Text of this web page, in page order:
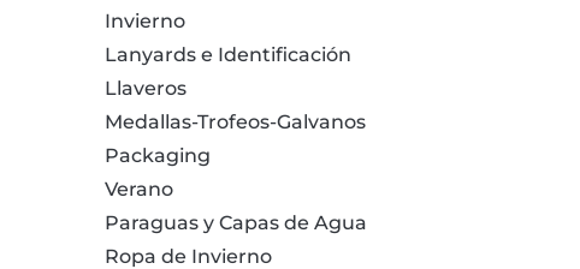
Invierno
Lanyards e Identificación
Llaveros
Medallas-Trofeos-Galvanos
Packaging
Verano
Paraguas y Capas de Agua
Ropa de Invierno